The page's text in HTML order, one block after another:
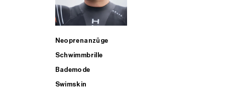
Neoprenanzüge
Schwimmbrille
Bademode
Swimskin